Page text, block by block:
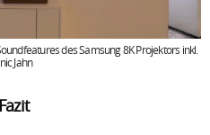
des Samsung 8K Projektors inkl.
Jahn
Fazit